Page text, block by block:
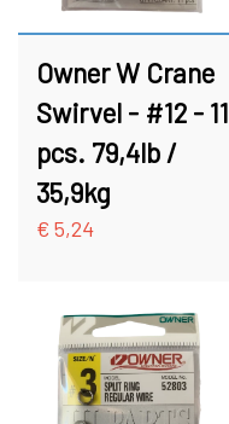
Owner W Crane
Swirvel - #12 - 11
pcs. 79,4lb /
35,9kg
€ 5,24